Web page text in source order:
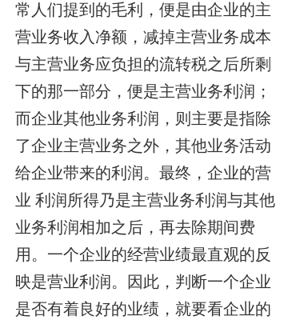
常人们提到的毛利，便是由企业的主
营业务收入净额，减掉主营业务成本
与主营业务应负担的流转税之后所剩
下的那一部分，便是主营业务利润；
而企业其他业务利润，则主要是指除
了企业主营业务之外，其他业务活动
给企业带来的利润。最终，企业的营
业 利润所得乃是主营业务利润与其他
业务利润相加之后，再去除期间费
用。一个企业的经营业绩最直观的反
映是营业利润。因此，判断一个企业
是否有着良好的业绩，就要看企业的